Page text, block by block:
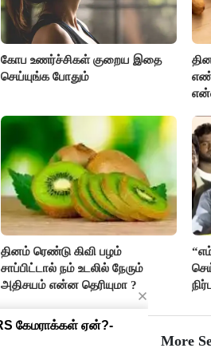
கோப உணர்ச்சிகள் குறைய இதை
செய்யுங்க போதும்
தினம் ரெண்டு கிவி பழம்
சாப்பிட்டால் நம் உடலில் நேரும்
அதிசயம் என்ன தெரியுமா ?
More